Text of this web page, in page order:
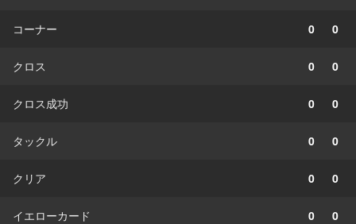
コーナー 0 0
クロス 0 0
クロス成功 0 0
タックル 0 0
クリア 0 0
イエローカード 0 0